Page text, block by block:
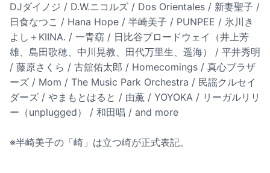
DJダイノジ / D.W.ニコルズ / Dos Orientales / 新妻聖子 /
日食なつこ / Hana Hope / 半崎美子 / PUNPEE / 氷川き
よし＋KIINA. / 一青窈 / 日比谷ブロードウェイ（井上芳
雄、島田歌穂、中川晃教、田代万里生、遥海） / 平井秀明
/ 藤原さくら / 古舘佑太郎 / Homecomings / 真心ブラザ
ーズ / Mom / The Music Park Orchestra / 民謡クルセイ
ダーズ / やまもとはると / 由薫 / YOYOKA / リーガルリリ
ー（unplugged） / 和田唱 / and more
※半崎美子の「崎」は立つ崎が正式表記。